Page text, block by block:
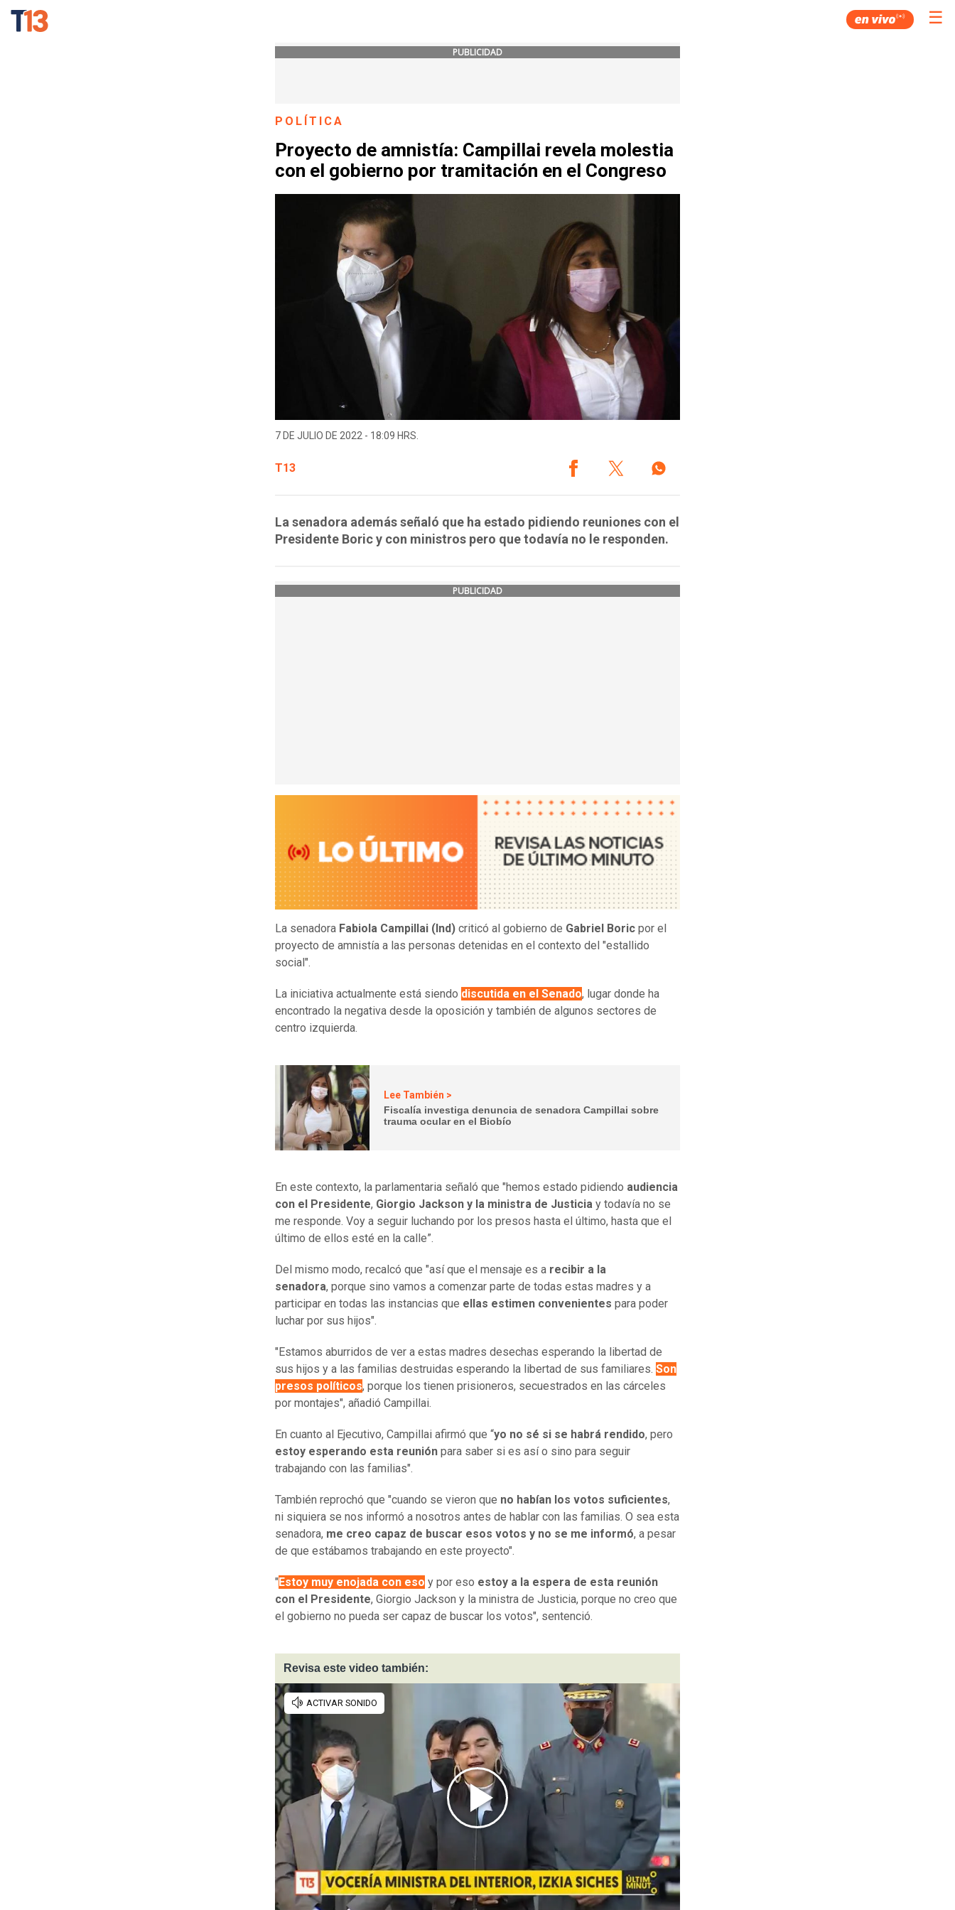
☰
PUBLICIDAD
POLÍTICA
Proyecto de amnistía: Campillai revela molestia
con el gobierno por tramitación en el Congreso
7 DE JULIO DE 2022 - 18:09 HRS.
T13
La senadora además señaló que ha estado pidiendo reuniones con el
Presidente Boric y con ministros pero que todavía no le responden.
PUBLICIDAD
La senadora Fabiola Campillai (Ind) criticó al gobierno de Gabriel Boric por el
proyecto de amnistía a las personas detenidas en el contexto del "estallido
social".
La iniciativa actualmente está siendo discutida en el Senado, lugar donde ha
encontrado la negativa desde la oposición y también de algunos sectores de
centro izquierda.
Lee También >
Fiscalía investiga denuncia de senadora Campillai sobre
trauma ocular en el Biobío
En este contexto, la parlamentaria señaló que "hemos estado pidiendo audiencia
con el Presidente, Giorgio Jackson y la ministra de Justicia y todavía no se
me responde. Voy a seguir luchando por los presos hasta el último, hasta que el
último de ellos esté en la calle”.
Del mismo modo, recalcó que "así que el mensaje es a recibir a la
senadora, porque sino vamos a comenzar parte de todas estas madres y a
participar en todas las instancias que ellas estimen convenientes para poder
luchar por sus hijos".
"Estamos aburridos de ver a estas madres desechas esperando la libertad de
sus hijos y a las familias destruidas esperando la libertad de sus familiares. Son
presos políticos, porque los tienen prisioneros, secuestrados en las cárceles
por montajes", añadió Campillai.
En cuanto al Ejecutivo, Campillai afirmó que “yo no sé si se habrá rendido, pero
estoy esperando esta reunión para saber si es así o sino para seguir
trabajando con las familias".
También reprochó que "cuando se vieron que no habían los votos suficientes,
ni siquiera se nos informó a nosotros antes de hablar con las familias. O sea esta
senadora, me creo capaz de buscar esos votos y no se me informó, a pesar
de que estábamos trabajando en este proyecto".
" Estoy muy enojada con eso y por eso estoy a la espera de esta reunión
con el Presidente, Giorgio Jackson y la ministra de Justicia, porque no creo que
el gobierno no pueda ser capaz de buscar los votos", sentenció.
Revisa este video también: